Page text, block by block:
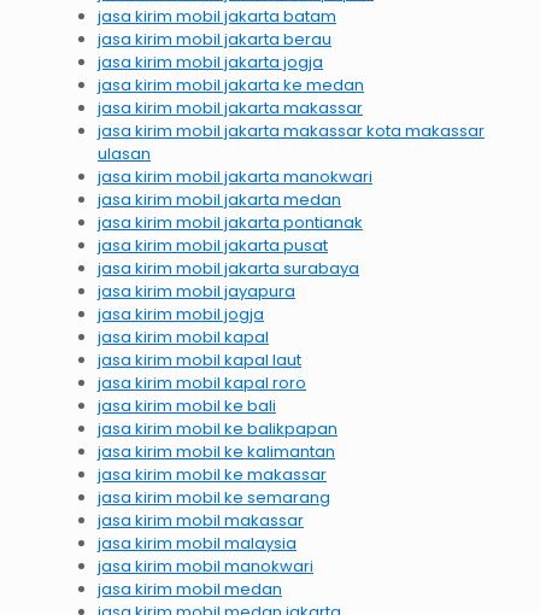
jasa kirim mobil jakarta batam
jasa kirim mobil jakarta berau
jasa kirim mobil jakarta jogja
jasa kirim mobil jakarta ke medan
jasa kirim mobil jakarta makassar
jasa kirim mobil jakarta makassar kota makassar
ulasan
jasa kirim mobil jakarta manokwari
jasa kirim mobil jakarta medan
jasa kirim mobil jakarta pontianak
jasa kirim mobil jakarta pusat
jasa kirim mobil jakarta surabaya
jasa kirim mobil jayapura
jasa kirim mobil jogja
jasa kirim mobil kapal
jasa kirim mobil kapal laut
jasa kirim mobil kapal roro
jasa kirim mobil ke bali
jasa kirim mobil ke balikpapan
jasa kirim mobil ke kalimantan
jasa kirim mobil ke makassar
jasa kirim mobil ke semarang
jasa kirim mobil makassar
jasa kirim mobil malaysia
jasa kirim mobil manokwari
jasa kirim mobil medan